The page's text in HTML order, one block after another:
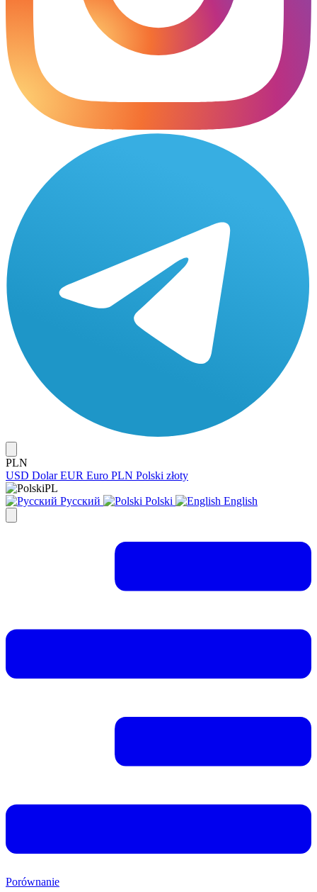
PLN
USD Dolar EUR Euro PLN Polski złoty
PL
Русский
Polski English
Porównanie